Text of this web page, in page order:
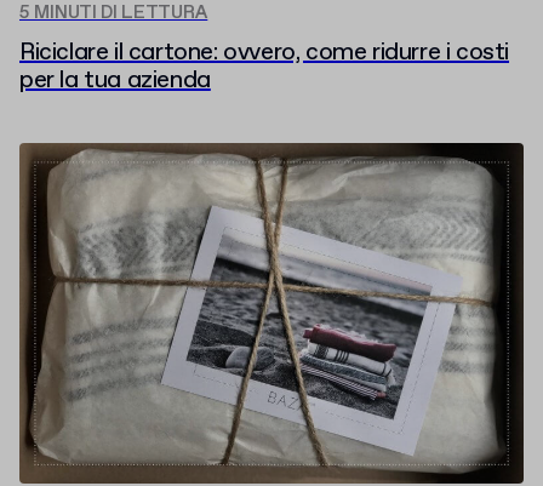
5 MINUTI DI LETTURA
Riciclare il cartone: ovvero, come ridurre i costi
per la tua azienda